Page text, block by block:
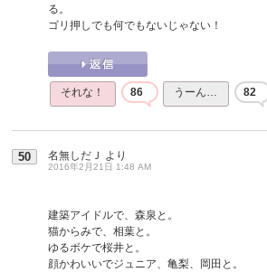
る。
ゴリ押しでも何でもないじゃない！
それな！ 86 うーん… 82
50 名無しだＪ より
2016年2月21日 1:48 AM
建築アイドルで、森泉と。
猫からみで、相葉と。
ゆるボケで桜井と。
顔かわいいでジュニア、亀梨、岡田と。